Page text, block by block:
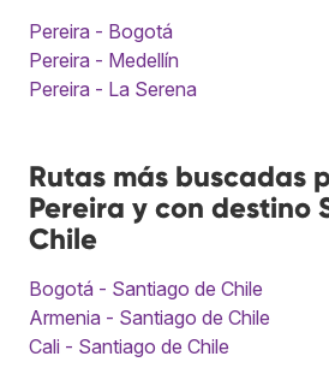
Pereira - Bogotá
Pereira - Medellín
Pereira - La Serena
Rutas más buscadas
Pereira y con destino
Chile
Bogotá - Santiago de Chile
Armenia - Santiago de Chile
Cali - Santiago de Chile